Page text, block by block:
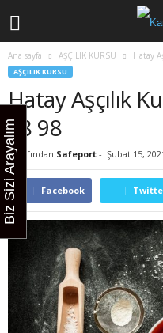
Ana sayfa AŞÇILIK KURSU Hatay
AŞÇILIK KURSU
Hatay Aşçılık
98 98
Tarafından Safeport - Şubat 15,
Facebook
Biz Sizi Arayalım